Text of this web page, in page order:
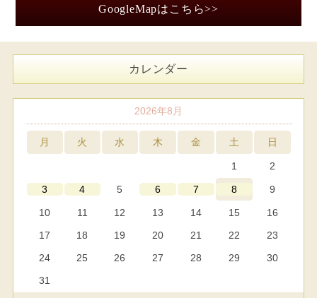
GoogleMapはこちら>>
カレンダー
2026年8月
月 火 水 木 金 土 日
1 2
3 4 5 6 7 8 9
10 11 12 13 14 15
16
17
18 19 20 21 22
23
24
25 26 27 28 29
30
31